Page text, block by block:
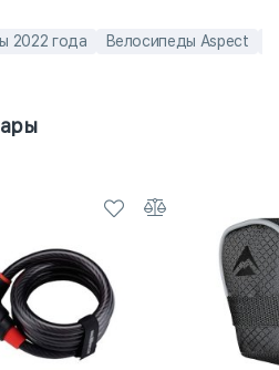
2022 года Велосипеды Aspect